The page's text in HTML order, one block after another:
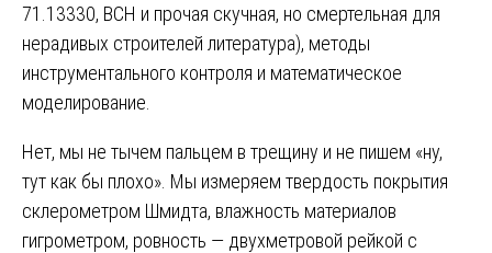
71.13330, ВСН и прочая скучная, но смертельная для
нерадивых строителей литература), методы
инструментального контроля и математическое
моделирование.
Нет, мы не тычем пальцем в трещину и не пишем «ну,
тут как бы плохо». Мы измеряем твердость покрытия
склерометром Шмидта, влажность материалов
гигрометром, ровность — двухметровой рейкой с